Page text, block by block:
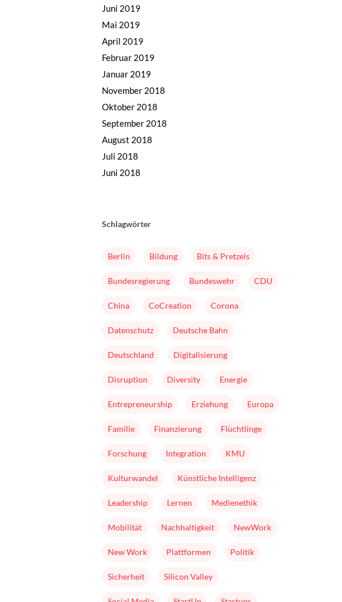
Juni 2019
Mai 2019
April 2019
Februar 2019
Januar 2019
November 2018
Oktober 2018
September 2018
August 2018
Juli 2018
Juni 2018
Schlagwörter
Berlin Bildung Bits & Pretzels
Bundesregierung Bundeswehr CDU
China CoCreation Corona
Datenschutz Deutsche Bahn
Deutschland Digitalisierung
Disruption Diversity Energie
Entrepreneurship Erziehung Europa
Familie Finanzierung Flüchtlinge
Forschung Integration KMU
Kulturwandel Künstliche Intelligenz
Leadership Lernen Medienethik
Mobilität Nachhaltigkeit NewWork
New Work Plattformen Politik
Sicherheit Silicon Valley